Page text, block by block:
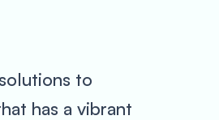
to
has a vibrant